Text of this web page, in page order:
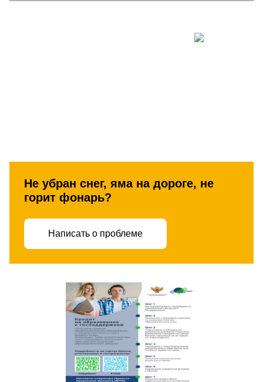
Не убран снег, яма на дороге, не
горит фонарь?
Написать о проблеме